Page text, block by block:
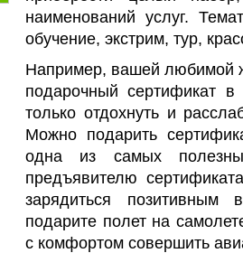
наименований услуг.
обучение, экстрим, тур,
Например, вашей любимой
подарочный сертификат
только отдохнуть и
Можно подарить
одна из самых
предъявителю
зарядиться
подарите полет на
с комфортом совершить